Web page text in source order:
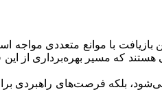
بازیافت با موانع متعددی
که مسیر بهره‌برداری از این
بلکه فرصت‌های راهبردی برای